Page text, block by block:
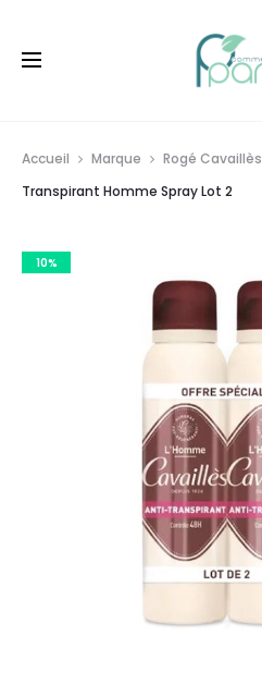
Accueil Marque Rogé Cavaillès
Transpirant Homme Spray Lot 2
10%